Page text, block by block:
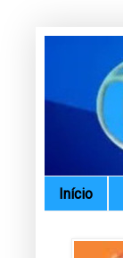
Início